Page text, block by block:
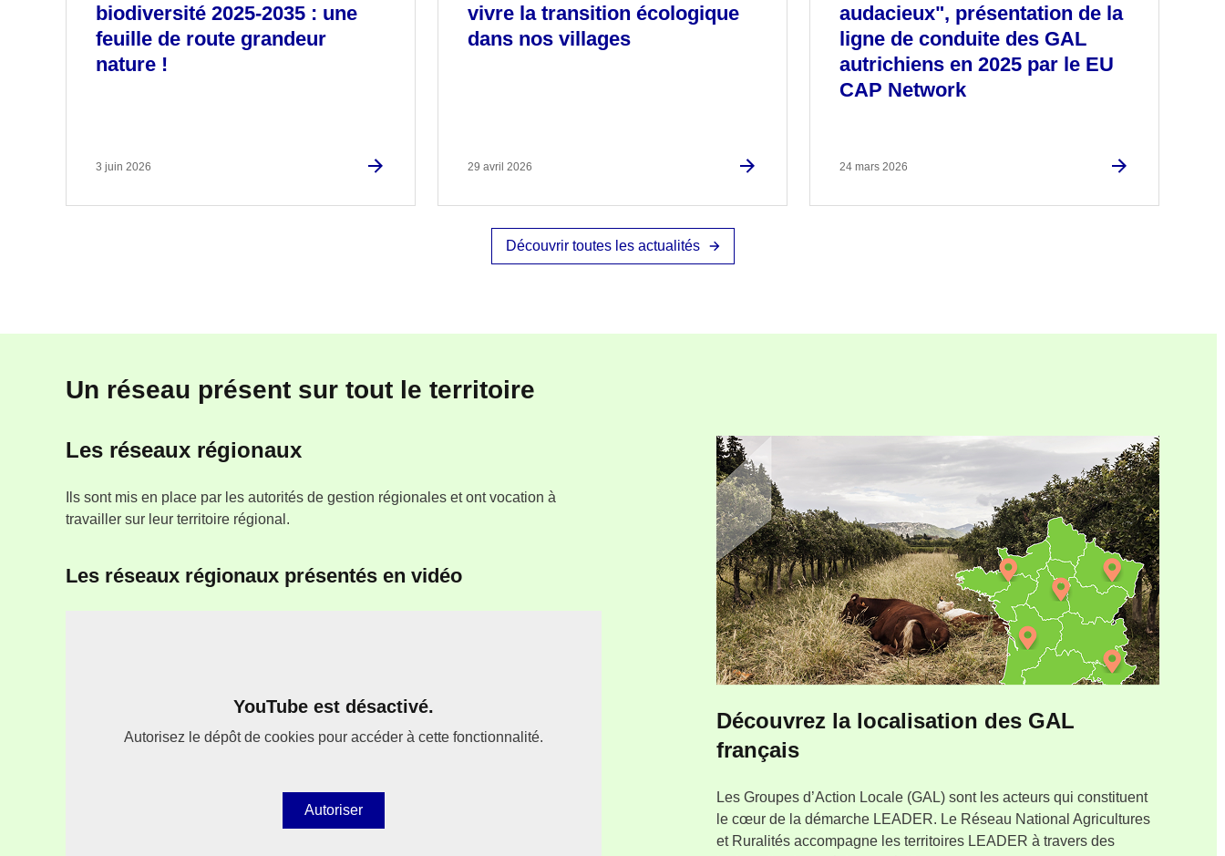
biodiversité 2025-2035 : une
feuille de route grandeur
nature !
3 juin 2026
vivre la transition écologique
dans nos villages
29 avril 2026
audacieux", présentation de la
ligne de conduite des GAL
autrichiens en 2025 par le EU
CAP Network
24 mars 2026
Découvrir toutes les actualités
Un réseau présent sur tout le territoire
Les réseaux régionaux
Ils sont mis en place par les autorités de gestion régionales et ont vocation à
travailler sur leur territoire régional.
Les réseaux régionaux présentés en vidéo
YouTube est désactivé.
Autorisez le dépôt de cookies pour accéder à cette fonctionnalité.
Autoriser
Découvrez la localisation des GAL
français
Les Groupes d’Action Locale (GAL) sont les acteurs qui constituent
le cœur de la démarche LEADER. Le Réseau National Agricultures
et Ruralités accompagne les territoires LEADER à travers des